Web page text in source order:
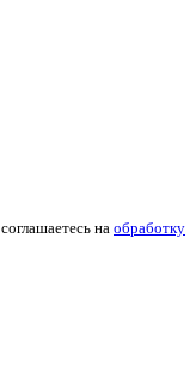
на обработку